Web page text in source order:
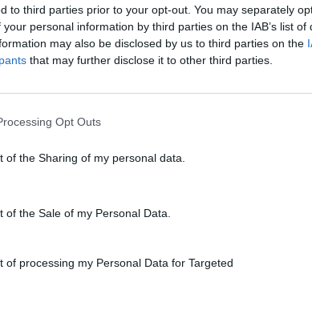
to third parties prior to your opt-out. You may separately
personal information by third parties on the IAB’s list of
may also be disclosed by us to third parties on the
that may further disclose it to other third parties.
Opt Outs
of the Sharing of my personal data.
of the Sale of my Personal Data.
of processing my Personal Data for Targeted